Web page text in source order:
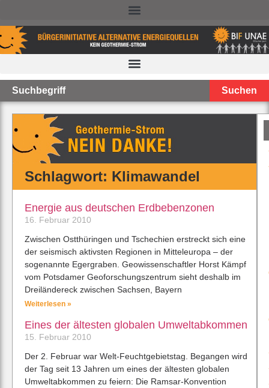
Suchen
Schlagwort: Klimawandel
Energie aus deutschen Erdbebenzonen
16. Februar 2010
Zwischen Ostthüringen und Tschechien erstreckt sich eine
der seismisch aktivsten Regionen in Mitteleuropa – der
sogenannte Egergraben. Geowissenschaftler Horst Kämpf
vom Potsdamer Geoforschungszentrum sieht deshalb im
Dreiländereck zwischen Sachsen, Bayern
Weiterlesen »
Eines der ältesten globalen Umweltabkommen
15. Februar 2010
Der 2. Februar war Welt-Feuchtgebietstag. Begangen wird
der Tag seit 13 Jahren um eines der ältesten globalen
Umweltabkommen zu feiern: Die Ramsar-Konvention